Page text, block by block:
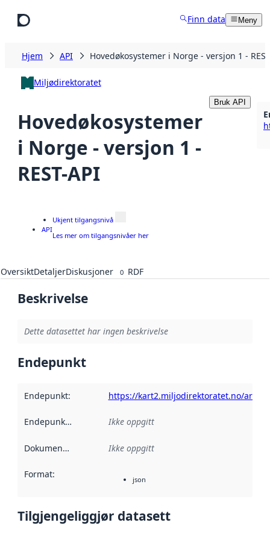
Finn data Meny
Hjem API Hovedøkosystemer i Norge - versjon 1 -
Miljødirektoratet
Hovedøkosystemer
i Norge - versjon 1 -
REST-API
Bruk API
API
Ukjent tilgangsnivå
Les mer om tilgangsnivåer her
OversiktDetaljerDiskusjoner 0 RDF
Beskrivelse
Dette datasettet har ingen beskrivelse
Endepunkt
Endepunkt: https://kart2.miljodirektoratet.no/
Endepunktbeskrivelse :
Ikke oppgitt
Dokumentasjon Ikke oppgitt
Format: json
Tilgjengeliggjør datasett